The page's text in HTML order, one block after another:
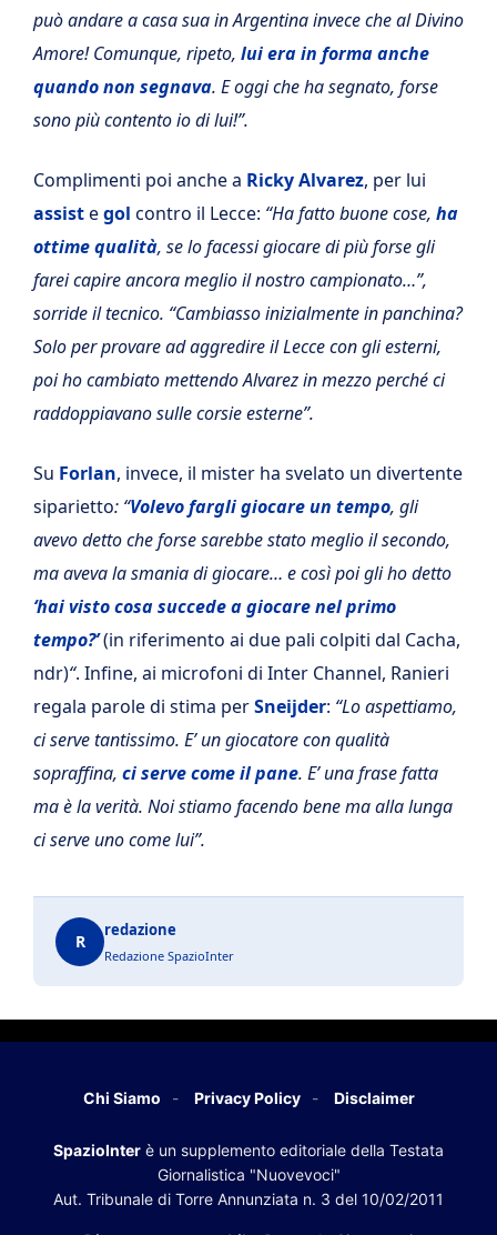
può andare a casa sua in Argentina invece che al Divino
Amore! Comunque, ripeto, lui era in forma anche
quando non segnava. E oggi che ha segnato, forse
sono più contento io di lui!”.
Complimenti poi anche a Ricky Alvarez, per lui
assistegol contro il Lecce: “Ha fatto buone cose, ha
ottime qualità, se lo facessi giocare di più forse gli
farei capire ancora meglio il nostro campionato…”,
sorride il tecnico. “Cambiasso inizialmente in panchina?
Solo per provare ad aggredire il Lecce con gli esterni,
poi ho cambiato mettendo Alvarez in mezzo perché ci
raddoppiavano sulle corsie esterne”.
Su Forlan, invece, il mister ha svelato un divertente
siparietto: “Volevo fargli giocare un tempo, gli
avevo detto che forse sarebbe stato meglio il secondo,
ma aveva la smania di giocare… e così poi gli ho detto
‘hai visto cosa succede a giocare nel primo
tempo?’(in riferimento ai due pali colpiti dal Cacha,
ndr)“. Infine, ai microfoni di Inter Channel, Ranieri
regala parole di stima perSneijder: “Lo aspettiamo,
ci serve tantissimo. E’ un giocatore con qualità
sopraffina, ci serve come il pane. E’ una frase fatta
ma è la verità. Noi stiamo facendo bene ma alla lunga
ci serve uno come lui”.
R
redazione
Redazione SpazioInter
Chi Siamo Privacy Policy Disclaimer
SpazioInter è un supplemento editoriale della Testata
Giornalistica "Nuovevoci"
Aut. Tribunale di Torre Annunziata n. 3 del 10/02/2011